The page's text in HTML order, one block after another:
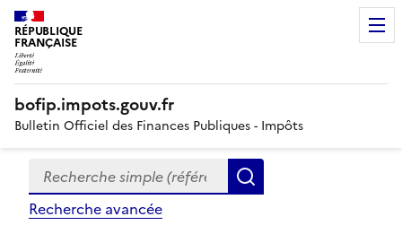
RÉPUBLIQUE
FRANÇAISE
bofip.impots.gouv.fr
Bulletin Officiel des Finances Publiques - Impôts
Formulaire
de
recherche
Recherche simple (références, mots clés, partie du
Recherche avancée